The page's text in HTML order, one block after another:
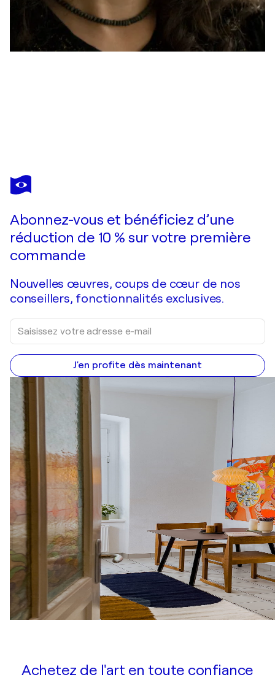
KATHARINA KRETSCHMER
Armenierinnen III, Urheberrecht Katharina Kretschmer
Abonnez-vous et bénéficiez d’une
réduction de 10 % sur votre première
commande
Nouvelles œuvres, coups de cœur de nos
conseillers, fonctionnalités exclusives.
J'en profite dès maintenant
Achetez de l'art en toute confiance